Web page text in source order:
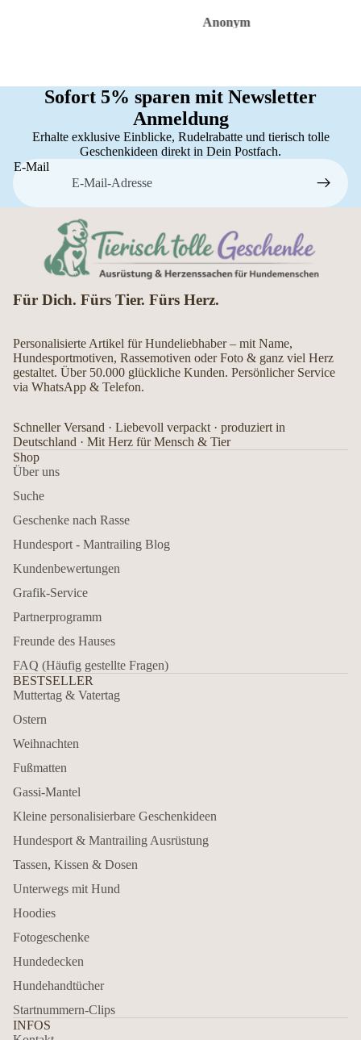
Anonym
Sofort 5% sparen mit Newsletter
Anmeldung
Erhalte exklusive Einblicke, Rudelrabatte und tierisch tolle
Geschenkideen direkt in Dein Postfach.
E-Mail
Für Dich. Fürs Tier. Fürs Herz.
Personalisierte Artikel für Hundeliebhaber – mit Name,
Hundesportmotiven, Rassemotiven oder Foto & ganz viel Herz
gestaltet. Über 50.000 glückliche Kunden. Persönlicher Service
via WhatsApp & Telefon.
Schneller Versand · Liebevoll verpackt · produziert in
Deutschland · Mit Herz für Mensch & Tier
Shop
Über uns
Suche
Geschenke nach Rasse
Hundesport - Mantrailing Blog
Kundenbewertungen
Grafik-Service
Partnerprogramm
Freunde des Hauses
FAQ (Häufig gestellte Fragen)
BESTSELLER
Muttertag & Vatertag
Ostern
Weihnachten
Fußmatten
Gassi-Mantel
Kleine personalisierbare Geschenkideen
Hundesport & Mantrailing Ausrüstung
Tassen, Kissen & Dosen
Unterwegs mit Hund
Hoodies
Fotogeschenke
Hundedecken
Hundehandtücher
Startnummern-Clips
INFOS